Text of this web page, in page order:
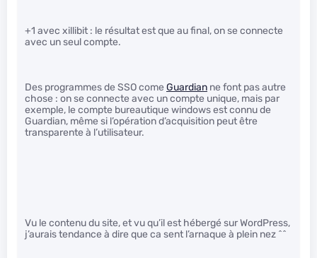
+1 avec xillibit : le résultat est que au final, on se connecte
avec un seul compte.
Des programmes de SSO come Guardian ne font pas autre
chose : on se connecte avec un compte unique, mais par
exemple, le compte bureautique windows est connu de
Guardian, même si l’opération d’acquisition peut être
transparente à l’utilisateur.
Vu le contenu du site, et vu qu’il est hébergé sur WordPress,
j’aurais tendance à dire que ca sent l’arnaque à plein nez ^^